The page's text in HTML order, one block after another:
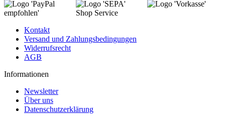
Shop Service
Kontakt
Versand und Zahlungsbedingungen
Widerrufsrecht
AGB
Informationen
Newsletter
Über uns
Datenschutzerklärung